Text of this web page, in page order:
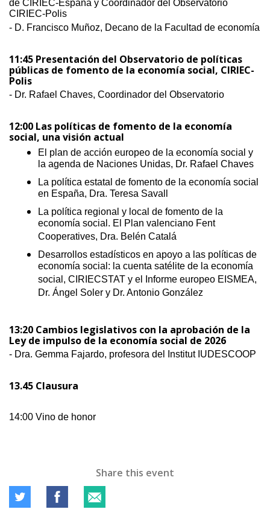
de CIRIEC-España y Coordinador del Observatorio
CIRIEC-Polis
- D. Francisco Muñoz, Decano de la Facultad de economía
11:45 Presentación del Observatorio de políticas
públicas de fomento de la economía social, CIRIEC-
Polis
- Dr. Rafael Chaves, Coordinador del Observatorio
12:00 Las políticas de fomento de la economía
social, una visión actual
El plan de acción europeo de la economía social y
la agenda de Naciones Unidas, Dr. Rafael Chaves
La política estatal de fomento de la economía social
en España, Dra. Teresa Savall
La política regional y local de fomento de la
economía social. El Plan valenciano Fent
Cooperatives, Dra. Belén Catalá
Desarrollos estadísticos en apoyo a las políticas de
economía social: la cuenta satélite de la economía
social, CIRIECSTAT y el Informe europeo EISMEA,
Dr. Ángel Soler y Dr. Antonio González
13:20 Cambios legislativos con la aprobación de la
Ley de impulso de la economía social de 2026
- Dra. Gemma Fajardo, profesora del Institut IUDESCOOP
13.45 Clausura
14:00 Vino de honor
Share this event